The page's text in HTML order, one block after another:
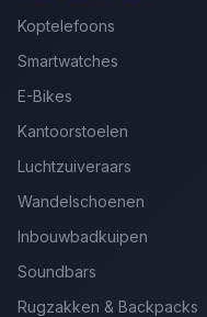
Koptelefoons
Smartwatches
E-Bikes
Kantoorstoelen
Luchtzuiveraars
Wandelschoenen
Inbouwbadkuipen
Soundbars
Rugzakken & Backpacks